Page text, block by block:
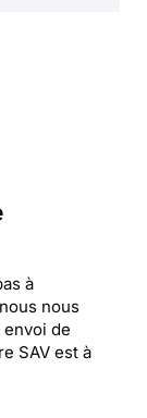
les
de la
à
nous
de
SAV est à